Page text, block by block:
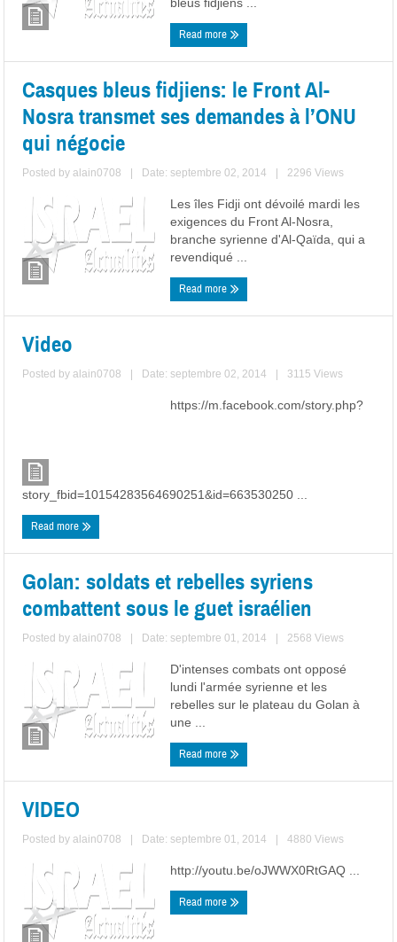
Read more
Casques bleus fidjiens: le Front Al-
Nosra transmet ses demandes à l’ONU
qui négocie
Posted byalain0708 Date: septembre 02, 2014 2296 Views
Les îles Fidji ont dévoilé mardi les
exigences du Front Al-Nosra,
branche syrienne d'Al-Qaïda, qui a
revendiqué ...
Read more
Video
Posted byalain0708 Date: septembre 02, 2014 3115 Views
https://m.facebook.com/story.php?
story_fbid=10154283564690251&id=663530250 ...
Read more
Golan: soldats et rebelles syriens
combattent sous le guet israélien
Posted byalain0708 Date: septembre 01, 2014 2568 Views
D'intenses combats ont opposé
lundi l'armée syrienne et les
rebelles sur le plateau du Golan à
une ...
Read more
VIDEO
Posted byalain0708 Date: septembre 01, 2014 4880 Views
http://youtu.be/oJWWX0RtGAQ ...
Read more